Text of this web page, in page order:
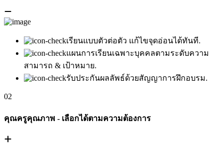
เรียนแบบตัวต่อตัว แก้ไขจุดอ่อนได้ทันที.
แผนการเรียนเฉพาะบุคคลตามระดับความ
สามารถ & เป้าหมาย.
รับประกันผลลัพธ์ด้วยสัญญาการฝึกอบรม.
02
คุณครูคุณภาพ - เลือกได้ตามความต้องการ